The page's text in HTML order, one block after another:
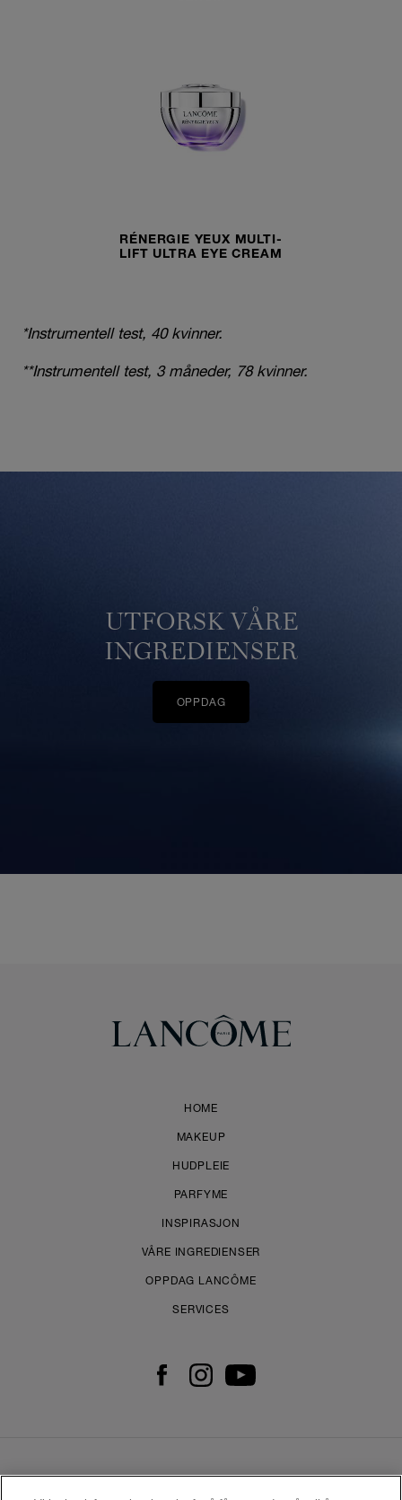
RÉNERGIE YEUX MULTI-
LIFT ULTRA EYE CREAM
*Instrumentell test, 40 kvinner.
**Instrumentell test, 3 måneder, 78 kvinner.
UTFORSK VÅRE
INGREDIENSER
OPPDAG
HOME
MAKEUP
HUDPLEIE
PARFYME
INSPIRASJON
VÅRE INGREDIENSER
OPPDAG LANCÔME
SERVICES